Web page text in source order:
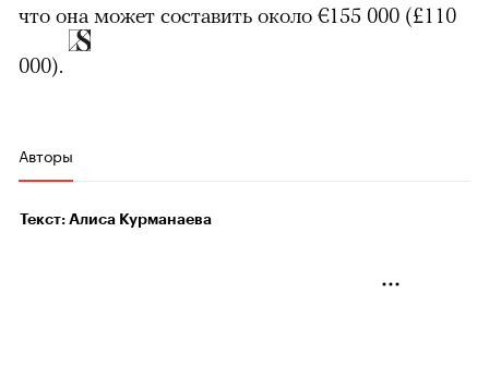
что она может составить около €155 000 (£110
000).
Авторы
Текст: Алиса Курманаева